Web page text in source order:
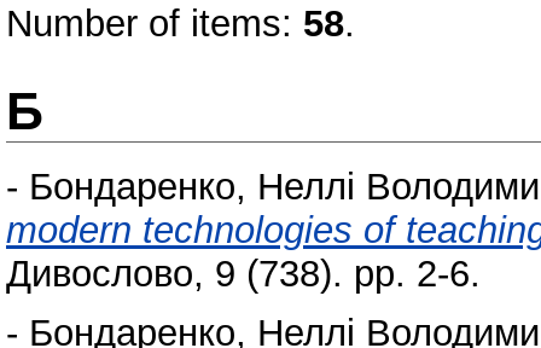
Number of items: 58.
Б
- Бондаренко, Неллі
modern technologies of
Дивослово, 9 (738). pp. 2-6.
- Бондаренко, Неллі